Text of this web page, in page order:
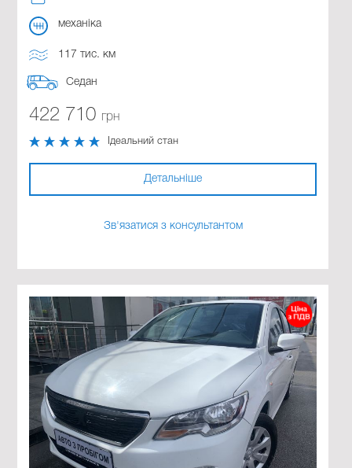
механіка
117 тис. км
Седан
422 710 грн
Ідеальний стан
Детальніше
Зв'язатися з консультантом